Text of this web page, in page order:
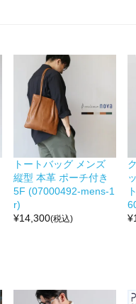
トートバッグ メンズ
縦型 本革 ポーチ付き
5F (07000492-mens-1
r)
¥14,300(税込)
¥